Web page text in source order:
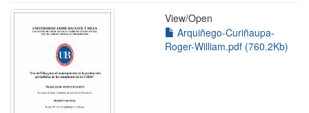
View/Open
Arquiñego-Curiñaupa-
Roger-William.pdf (760.2Kb)